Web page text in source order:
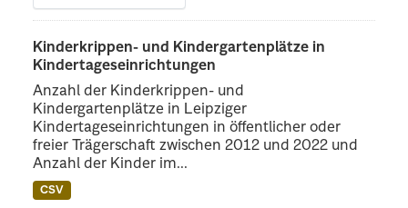
Kinderkrippen- und Kindergartenplätze in
Kindertageseinrichtungen
Anzahl der Kinderkrippen- und
Kindergartenplätze in Leipziger
Kindertageseinrichtungen in öffentlicher oder
freier Trägerschaft zwischen 2012 und 2022 und
Anzahl der Kinder im...
CSV